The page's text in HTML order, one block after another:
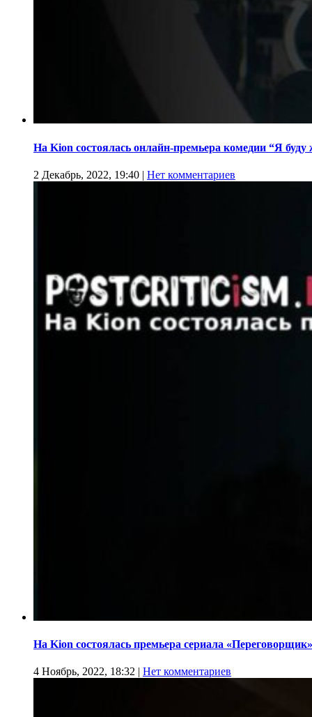
На Kion cостоялась онлайн-премьера комедии “Я буду
2 Декабрь, 2022, 19:40 | Нет комментариев
На Kion состоялась премьера сериала «Переговорщик»
4 Ноябрь, 2022, 18:32 | Нет комментариев